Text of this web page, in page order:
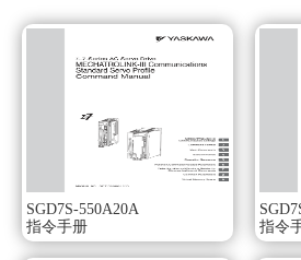
运动控制。
可以利用市售的丰富的 DeviceNet 支
可用上位控制器管理伺服信息。
用上位控制器来管理伺服信息，从而
试时间，提高维护作业效率）
节省接线，降低了成本并提高了可靠
由于上位控制器和伺服单元之间的通
此大幅度节省了接线。
SGD7S-550A20A
指令手册
指令